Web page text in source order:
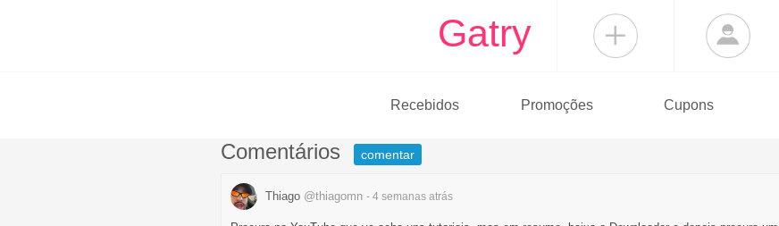
Gatry
Recebidos Promoções Cupons
Comentários comentar
Thiago @thiagomn - 4 semanas atrás